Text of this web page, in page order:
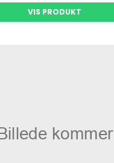
VIS PRODUKT